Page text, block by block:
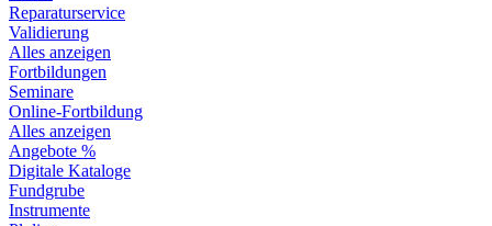
Reparaturservice
Validierung
Alles anzeigen
Fortbildungen
Seminare
Online-Fortbildung
Alles anzeigen
Angebote %
Digitale Kataloge
Fundgrube
Instrumente